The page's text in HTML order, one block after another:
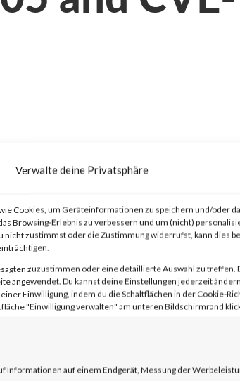
Verwalte deine Privatsphäre
Cookies, um Geräteinformationen zu speichern und/oder
Browsing-Erlebnis zu verbessern und um (nicht)
nicht zustimmst oder die Zustimmung widerrufst, kann dies
zuzustimmen oder eine detaillierte Auswahl zu treffen.
angewendet. Du kannst deine Einstellungen jederzeit
Einwilligung, indem du die Schaltflächen in der Cookie-
"Einwilligung verwalten" am unteren Bildschirmrand
Informationen auf einem Endgerät, Messung der
two vulnerabilities on Jan
and Ivanti Policy Secure
2024-21887). The
and command injection
of affected
when chained together,